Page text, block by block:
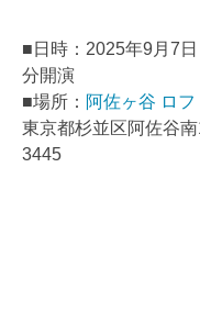
■日時：2025年9月7
分開演
■場所： 阿佐ヶ谷 ロフ
東京都杉並区阿佐谷
3445